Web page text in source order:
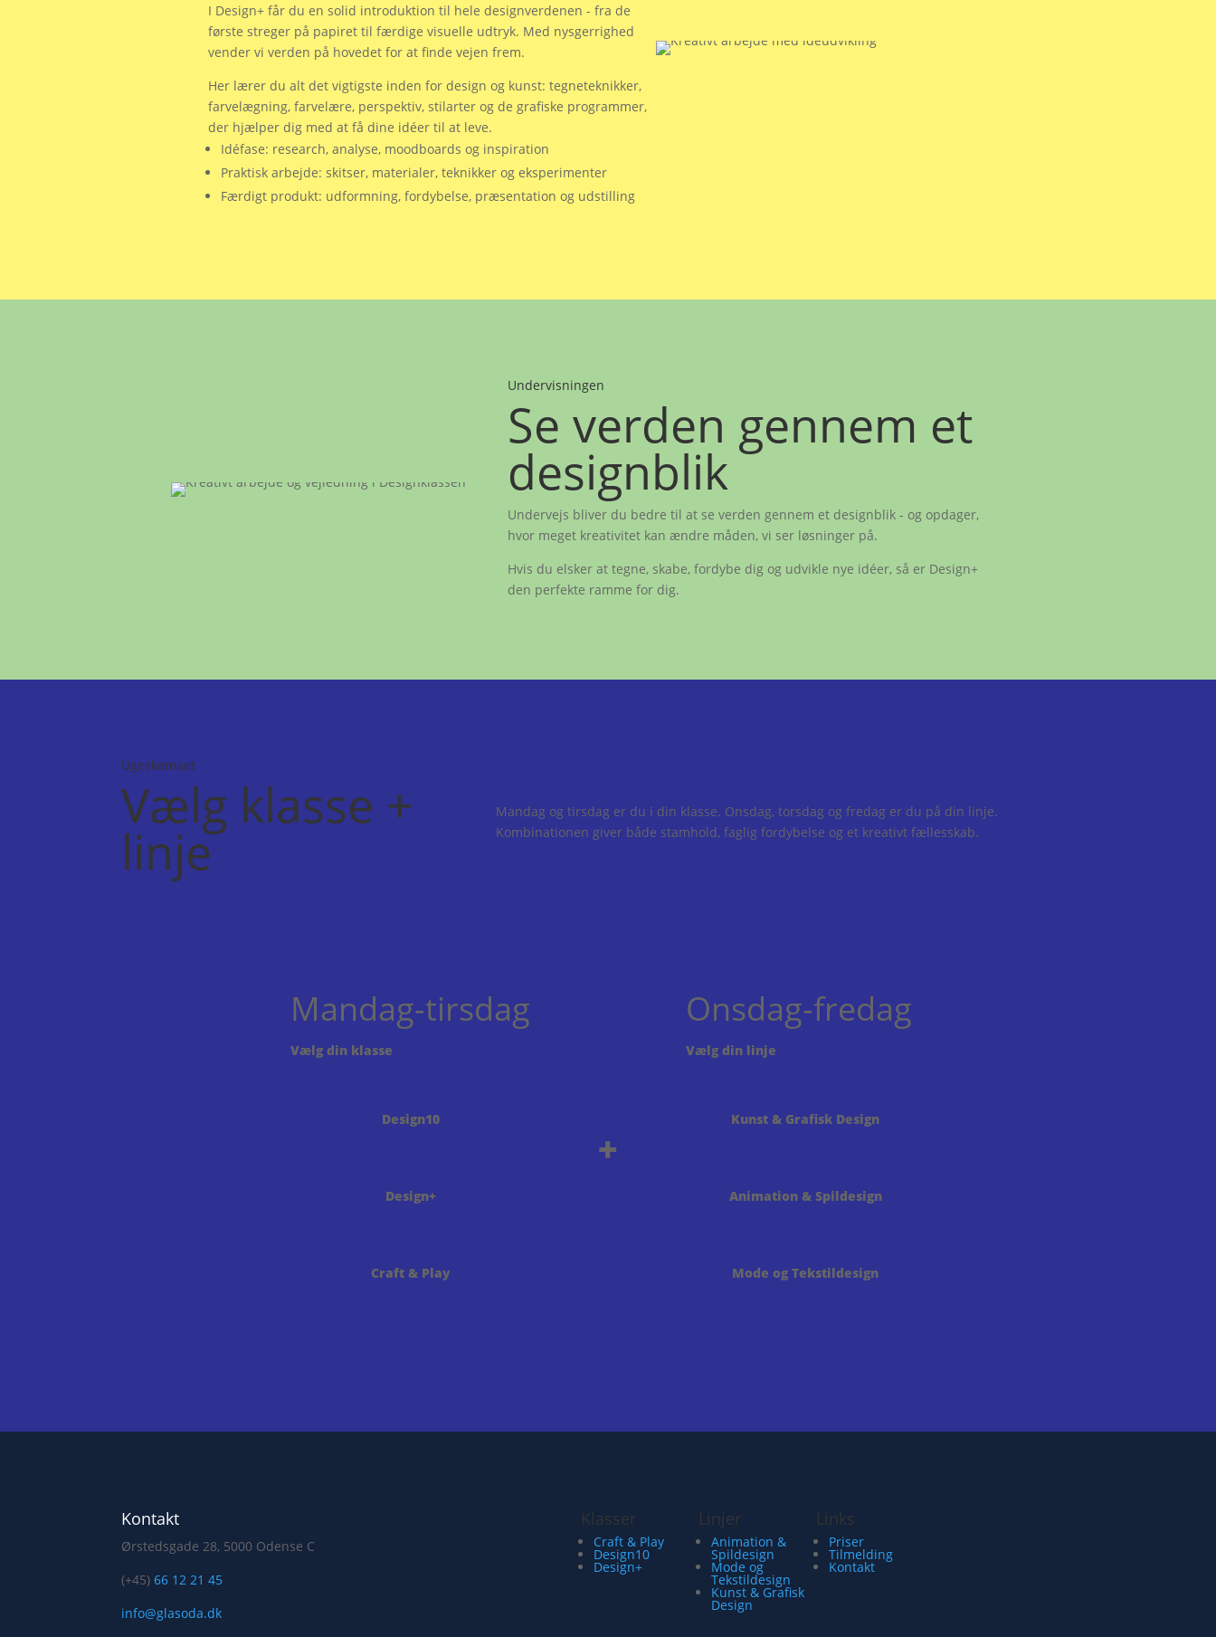
I Design+ får du en solid introduktion til hele designverdenen - fra de
første streger på papiret til færdige visuelle udtryk. Med nysgerrighed
vender vi verden på hovedet for at finde vejen frem.
Her lærer du alt det vigtigste inden for design og kunst: tegneteknikker,
farvelægning, farvelære, perspektiv, stilarter og de grafiske programmer,
der hjælper dig med at få dine idéer til at leve.
Idéfase: research, analyse, moodboards og inspiration
Praktisk arbejde: skitser, materialer, teknikker og eksperimenter
Færdigt produkt: udformning, fordybelse, præsentation og udstilling
Undervisningen
Se verden gennem et
designblik
Undervejs bliver du bedre til at se verden gennem et designblik - og opdager,
hvor meget kreativitet kan ændre måden, vi ser løsninger på.
Hvis du elsker at tegne, skabe, fordybe dig og udvikle nye idéer, så er Design+
den perfekte ramme for dig.
Ugeskemaet
Vælg klasse +
linje
Mandag og tirsdag er du i din klasse. Onsdag, torsdag og fredag er du på din linje.
Kombinationen giver både stamhold, faglig fordybelse og et kreativt fællesskab.
Mandag-tirsdag
Vælg din klasse
Design10
Design+
Craft & Play
+
Onsdag-fredag
Vælg din linje
Kunst & Grafisk Design
Animation & Spildesign
Mode og Tekstildesign
Kontakt
Ørstedsgade 28, 5000 Odense C
(+45) 66 12 21 45
info@glasoda.dk
Klasser
Craft & Play
Design10
Design+
Linjer
Animation &
Spildesign
Mode og
Tekstildesign
Kunst & Grafisk
Design
Links
Priser
Tilmelding
Kontakt